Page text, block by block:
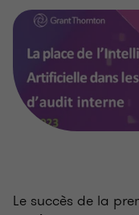
Le succès de la